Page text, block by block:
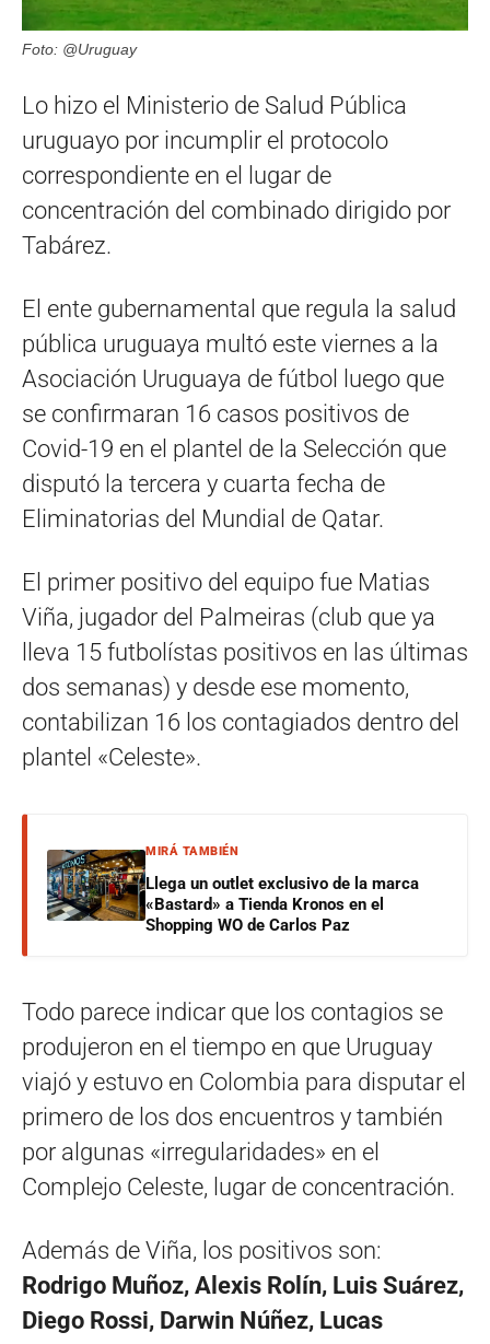
Foto: @Uruguay
Lo hizo el Ministerio de Salud Pública
uruguayo por incumplir el protocolo
correspondiente en el lugar de
concentración del combinado dirigido por
Tabárez.
El ente gubernamental que regula la salud
pública uruguaya multó este viernes a la
Asociación Uruguaya de fútbol luego que
se confirmaran 16 casos positivos de
Covid-19 en el plantel de la Selección que
disputó la tercera y cuarta fecha de
Eliminatorias del Mundial de Qatar.
El primer positivo del equipo fue Matias
Viña, jugador del Palmeiras (club que ya
lleva 15 futbolístas positivos en las últimas
dos semanas) y desde ese momento,
contabilizan 16 los contagiados dentro del
plantel «Celeste».
MIRÁ TAMBIÉN
Llega un outlet exclusivo de la marca
«Bastard» a Tienda Kronos en el
Shopping WO de Carlos Paz
Todo parece indicar que los contagios se
produjeron en el tiempo en que Uruguay
viajó y estuvo en Colombia para disputar el
primero de los dos encuentros y también
por algunas «irregularidades» en el
Complejo Celeste, lugar de concentración.
Además de Viña, los positivos son:
Rodrigo Muñoz, Alexis Rolín, Luis Suárez,
Diego Rossi, Darwin Núñez, Lucas